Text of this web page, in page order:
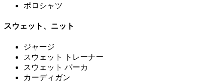
ポロシャツ
スウェット、ニット
ジャージ
スウェット トレーナー
スウェット パーカ
カーディガン